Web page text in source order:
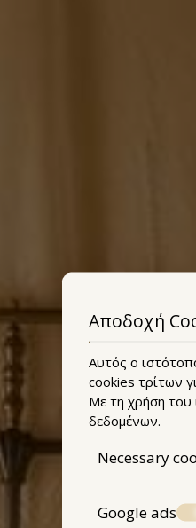
Αποδοχή
Αυτός ο
cookies τρίτων
Με τη χρήση του
δεδομένων.
Necessary
Google ads